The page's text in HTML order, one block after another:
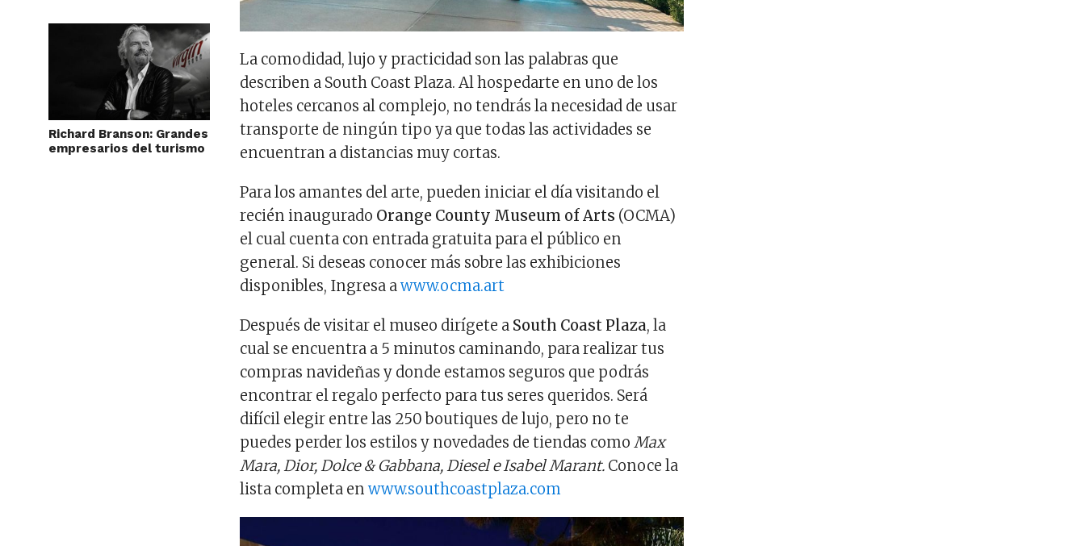
Richard Branson: Grandes
empresarios del turismo
La comodidad, lujo y practicidad son las palabras que
describen a South Coast Plaza. Al hospedarte en uno de los
hoteles cercanos al complejo, no tendrás la necesidad de usar
transporte de ningún tipo ya que todas las actividades se
encuentran a distancias muy cortas.
Para los amantes del arte, pueden iniciar el día visitando el
recién inaugurado Orange County Museum of Arts (OCMA)
el cual cuenta con entrada gratuita para el público en
general. Si deseas conocer más sobre las exhibiciones
disponibles, Ingresa awww.ocma.art
Después de visitar el museo dirígete a South Coast Plaza, la
cual se encuentra a 5 minutos caminando, para realizar tus
compras navideñas y donde estamos seguros que podrás
encontrar el regalo perfecto para tus seres queridos. Será
difícil elegir entre las 250 boutiques de lujo, pero no te
puedes perder los estilos y novedades de tiendas comoMax
Mara, Dior, Dolce & Gabbana, Diesel e Isabel Marant. Conoce la
lista completa enwww.southcoastplaza.com